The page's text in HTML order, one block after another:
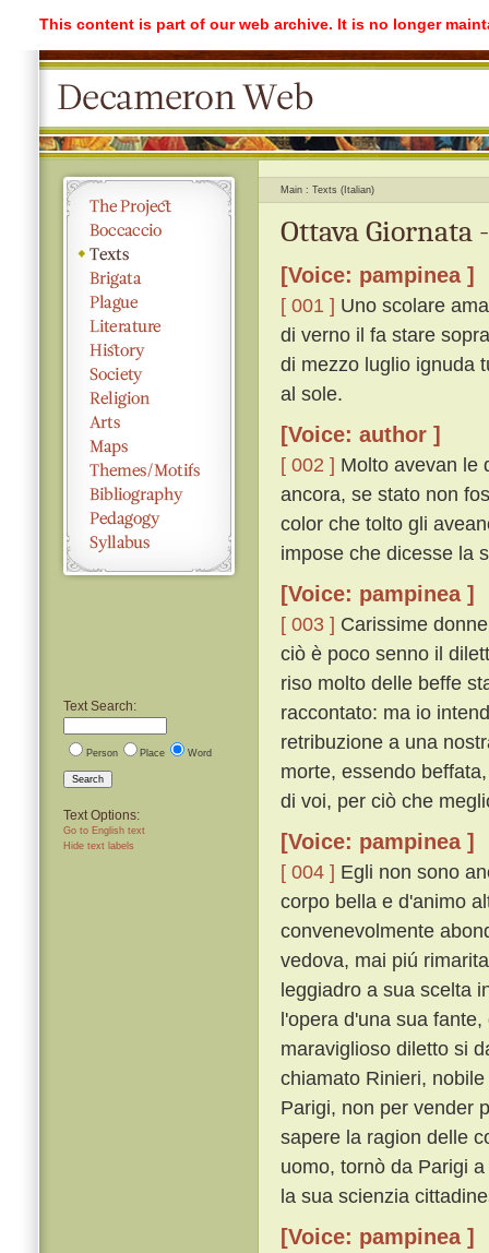
This content is part of our web archive. It is no longer
Text Search:
Person Place Word
Search
Text Options:
Go to English text
Hide text labels
Main Texts (Italian)
Ottava Giornata
[Voice: pampinea ]
[ 001 ] Uno scolare
di verno il fa stare
di mezzo luglio ignuda
al sole.
[Voice: author ]
[ 002 ] Molto avevan le
ancora, se stato non
color che tolto gli
impose che dicesse la
[Voice: pampinea ]
[ 003 ] Carissime
ciò è poco senno il
riso molto delle beffe
raccontato: ma io
retribuzione a una
morte, essendo
di voi, per ciò che
[Voice: pampinea ]
[ 004 ] Egli non sono
corpo bella e d'animo
convenevolmente
vedova, mai piú
leggiadro a sua scelta
l'opera d'una sua
maraviglioso diletto si
chiamato Rinieri,
Parigi, non per vender
sapere la ragion delle
uomo, tornò da Parigi
la sua scienzia
[Voice: pampinea ]